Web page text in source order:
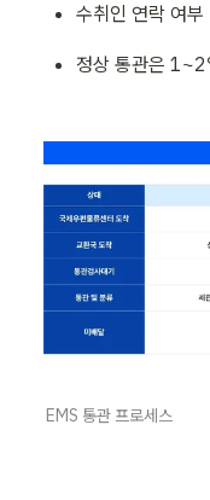
수취인 연락 여
정상 통관은 1~2
EMS 통관 프로세스